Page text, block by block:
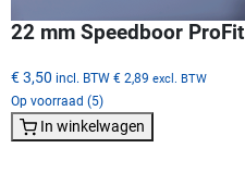
22 mm Speedboor ProFit
€ 3,50 incl. BTW € 2,89 excl. BTW
Op voorraad (5)
In winkelwagen